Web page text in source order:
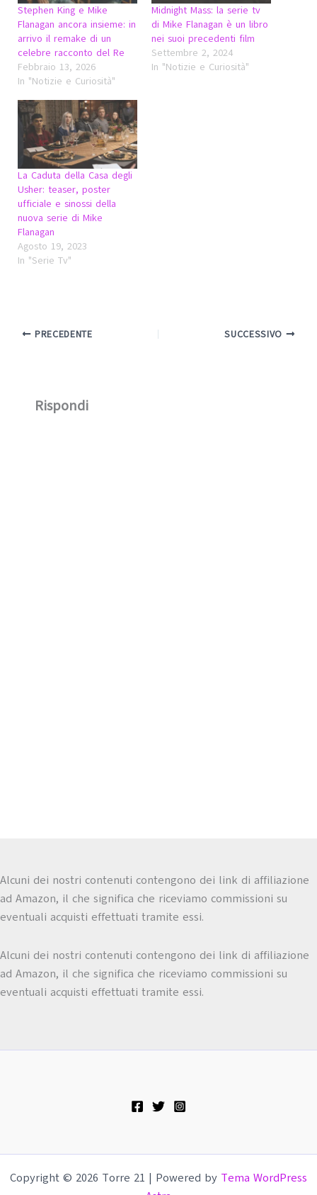
Stephen King e Mike
Flanagan ancora insieme: in
arrivo il remake di un
celebre racconto del Re
Febbraio 13, 2026
In "Notizie e Curiosità"
Midnight Mass: la serie tv
di Mike Flanagan è un libro
nei suoi precedenti film
Settembre 2, 2024
In "Notizie e Curiosità"
La Caduta della Casa degli
Usher: teaser, poster
ufficiale e sinossi della
nuova serie di Mike
Flanagan
Agosto 19, 2023
In "Serie Tv"
PRECEDENTE SUCCESSIVO
Rispondi
Alcuni dei nostri contenuti contengono dei link di affiliazione
ad Amazon, il che significa che riceviamo commissioni su
eventuali acquisti effettuati tramite essi.
Alcuni dei nostri contenuti contengono dei link di affiliazione
ad Amazon, il che significa che riceviamo commissioni su
eventuali acquisti effettuati tramite essi.
Copyright © 2026 Torre 21 | Powered by Tema WordPress